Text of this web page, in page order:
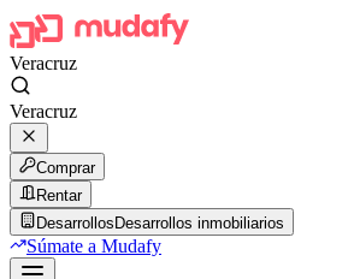
Veracruz
Veracruz
Comprar
Rentar
Desarrollos Desarrollos inmobiliarios
Súmate a Mudafy